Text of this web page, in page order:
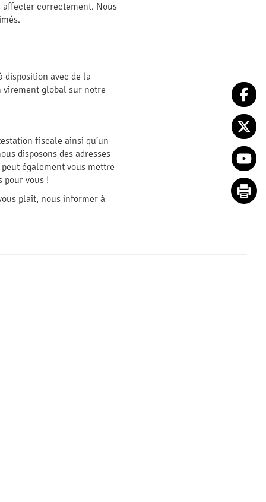
affecter correctement. Nous
disposition avec de la
virement global sur notre
fiscale ainsi qu’un
disposons des adresses
également vous mettre
pour vous !
plaît, nous informer à